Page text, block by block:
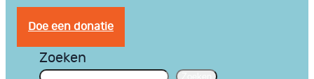
Doe een donatie
Zoeken